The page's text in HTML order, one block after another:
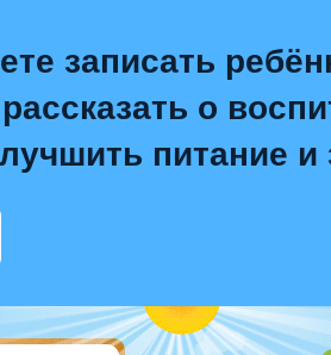
записать
о
питание и